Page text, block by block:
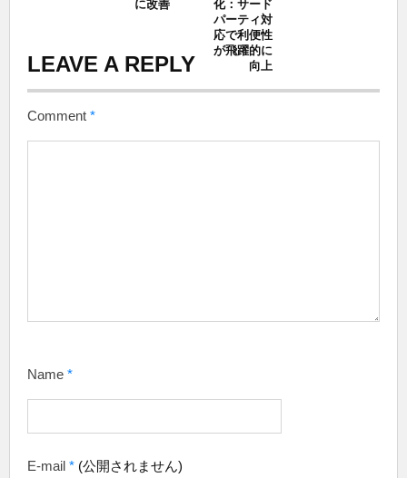
に改善
化：サード
パーティ対
応で利便性
が飛躍的に
向上
LEAVE A REPLY
Comment *
Name *
E-mail * (公開されません)